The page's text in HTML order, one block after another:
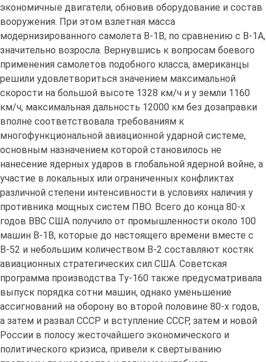
экономичные двигатели, обновив оборудование и состав
вооружения. При этом взлетная масса
модернизированного самолета В-1В, по сравнению с В-1А,
значительно возросла. Вернувшись к вопросам боевого
применения самолетов подобного класса, американцы
решили удовлетвориться значением максимальной
скорости на большой высоте 1328 км/ч и у земли 1160
км/ч, максимальная дальность 12000 км без дозаправки
вполне соответствовала требованиям к
многофункциональной авиационной ударной системе,
основным назначением которой становилось не
нанесение ядерных ударов в глобальной ядерной войне, а
участие в локальных или ограниченных конфликтах
различной степени интенсивности в условиях наличия у
противника мощных систем ПВО. Всего до конца 80-х
годов ВВС США получило от промышленности около 100
машин В-1В, которые до настоящего времени вместе с
В-52 и небольшим количеством В-2 составляют костяк
авиационных стратегических сил США. Советская
программа производства Ту-160 также предусматривала
выпуск порядка сотни машин, однако уменьшение
ассигнований на оборону во второй половине 80-х годов,
а затем и развал СССР и вступление СССР, затем и новой
России в полосу жесточайшего экономического и
политического кризиса, привели к свертыванию